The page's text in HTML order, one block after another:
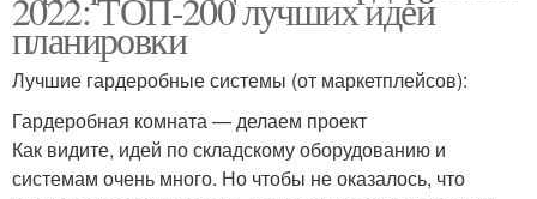
2022: ТОП-200 лучших идей
планировки
Лучшие гардеробные системы (от маркетплейсов):
Гардеробная комната — делаем проект
Как видите, идей по складскому оборудованию и
системам очень много. Но чтобы не оказалось, что